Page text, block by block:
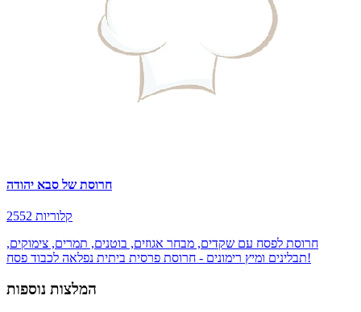
חרוסת של סבא יהודה
2552 קלוריות
חרוסת לפסח עם שקדים, מבחר אגוזים, בוטנים, תמרים, צימוקים,
תבלינים ומיץ רימונים - חרוסת פרסית ביתית נפלאה לכבוד פסח!
המלצות נוספות